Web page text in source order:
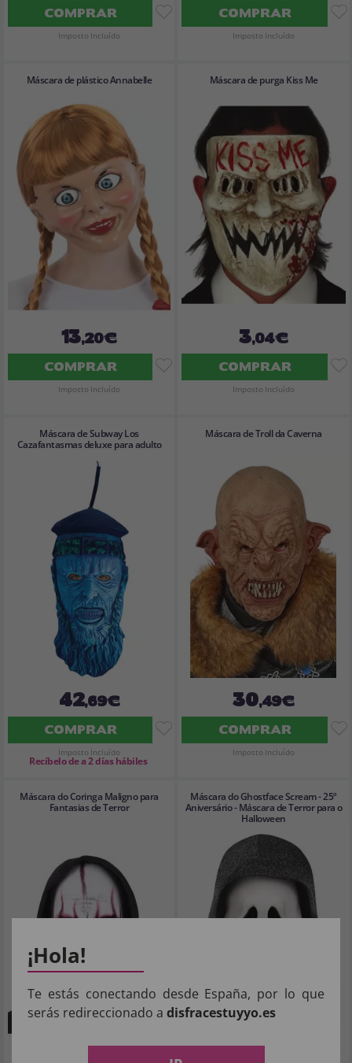
COMPRAR
Imposto Incluído
COMPRAR
Imposto Incluído
Máscara de plástico Annabelle
13,20€
COMPRAR
Imposto Incluído
Máscara de purga Kiss Me
3,04€
COMPRAR
Imposto Incluído
Máscara de Subway Los
Cazafantasmas deluxe para adulto
42,69€
COMPRAR
Imposto Incluído
Recíbelo de a 2 días hábiles
Máscara de Troll da Caverna
30,49€
COMPRAR
Imposto Incluído
Máscara do Coringa Maligno para
Fantasias de Terror
Máscara do Ghostface Scream - 25º
Aniversário - Máscara de Terror para o
Halloween
¡Hola!
Te estás conectando desde España, por lo que
serás redireccionado a disfracestuyyo.es